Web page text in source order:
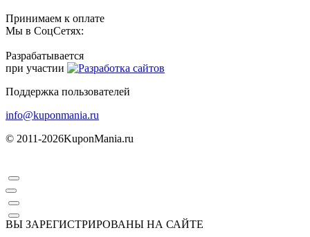
Принимаем к оплате
Мы в СоцСетях:
Разрабатывается
при участии
Поддержка пользователей
info@kuponmania.ru
© 2011-2026KuponMania.ru
ВЫ ЗАРЕГИСТРИРОВАНЫ НА САЙТЕ